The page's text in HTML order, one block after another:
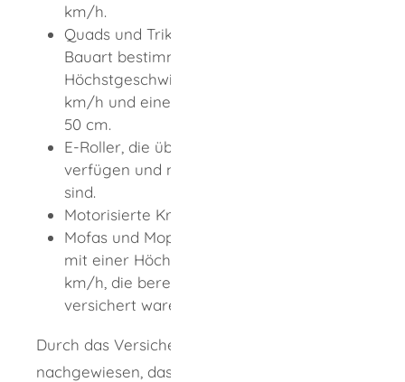
km/h.
Quads und Trikes mit einer durch die
Bauart bestimmten
Höchstgeschwindigkeit von maximal 45
km/h und einem Hubraum von maximal
50 cm.
E-Roller, die über eine Betriebserlaubnis
verfügen und maximal 45 km/h schnell
sind.
Motorisierte Krankenfahrstühle
Mofas und Mopeds aus DDR-Produktion
mit einer Höchstgeschwindigkeit bis 60
km/h, die bereits vor dem 01.03.1992
versichert waren.
Durch das Versicherungskennzeichen wird
nachgewiesen, dass für das jeweilige